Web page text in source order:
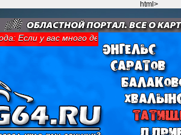
html>
Если у вас много денег и свободного